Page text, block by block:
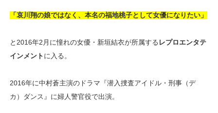
「哀川翔の娘ではなく、本名の福地桃子として女優になりたい」
と2016年2月に憧れの女優・新垣結衣が所属する レプロエンタテ
インメントに入る。
2016年に中村蒼主演のドラマ『潜入捜査アイドル・刑事（デ
カ）ダンス』に婦人警官役で出演。